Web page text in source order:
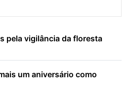
pela vigilância da floresta
um aniversário como